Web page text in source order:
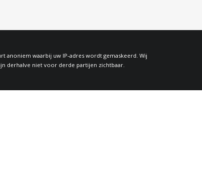
anoniem waarbij uw IP-adres wordt gemaskeerd. Wij
derhalve niet voor derde partijen zichtbaar.